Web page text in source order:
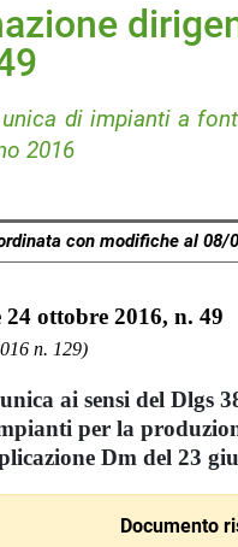
di impianti a
2016
con modifiche al 08/
ottobre 2016, n. 49
n. 129)
ai sensi del Dlgs
per la
Dm del 23
Documento